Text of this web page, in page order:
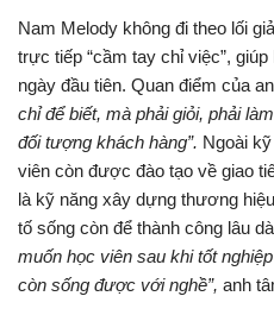
Nam Melody không đi theo lối
trực tiếp “cầm tay chỉ việc”,
ngày đầu tiên. Quan điểm của
chỉ để biết, mà phải giỏi, phải
đối tượng khách hàng”. Ngoài
viên còn được đào tạo về giao
là kỹ năng xây dựng thương
tố sống còn để thành công lâu
muốn học viên sau khi tốt
còn sống được với nghề”, anh